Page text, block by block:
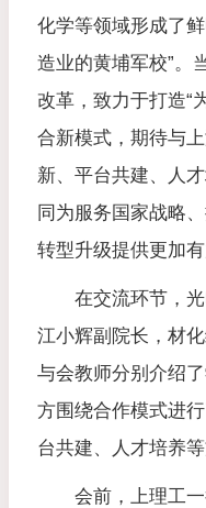
化学等领域形成了
造业的黄埔军校”。
改革，致力于打造“
合新模式，期待与
新、平台共建、人
同为服务国家战略
转型升级提供更加有
在交流环节，
江小辉副院长，材
与会教师分别介绍
方围绕合作模式进
台共建、人才培养等
会前，上理工